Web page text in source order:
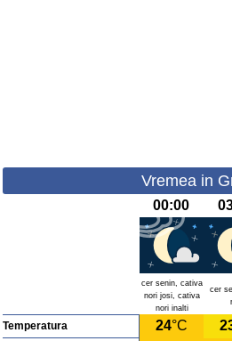
Vremea in
00:00
cer senin, cativa
nori josi, cativa
nori inalti
cer
Temperatura 24°C